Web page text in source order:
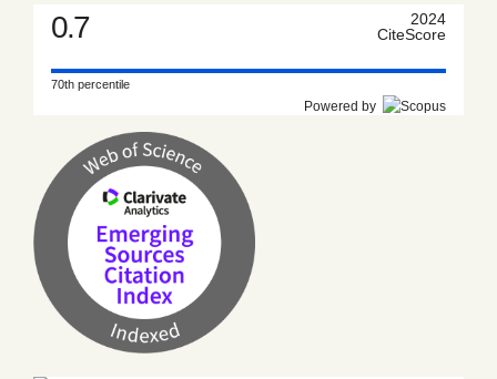
0.7
2024
CiteScore
70th percentile
Powered by